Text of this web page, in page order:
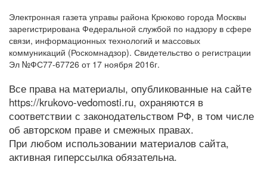
Электронная газета управы района Крюково города Москвы
зарегистрирована Федеральной службой по надзору в сфере
связи, информационных технологий и массовых
коммуникаций (Роскомнадзор). Свидетельство о регистрации
Эл №ФС77-67726 от 17 ноября 2016г.
Все права на материалы, опубликованные на сайте
https://krukovo-vedomosti.ru, охраняются в
соответствии с законодательством РФ, в том числе
об авторском праве и смежных правах.
При любом использовании материалов сайта,
активная гиперссылка обязательна.